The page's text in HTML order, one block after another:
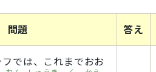
問題 答え
フでは、これまでおお